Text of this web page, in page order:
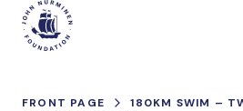
Skip
content
Main
FRONT PAGE
180KM SWIM –